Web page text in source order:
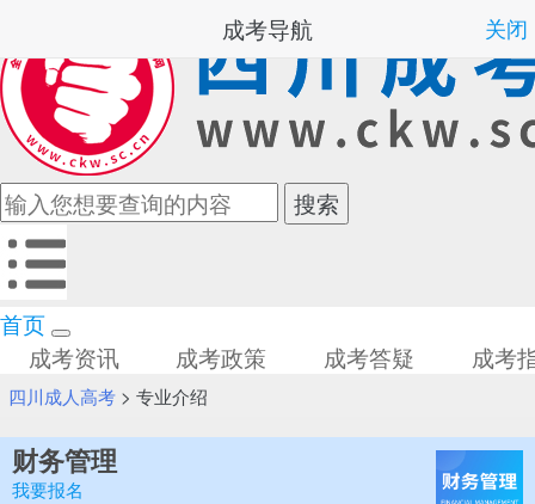
首页
成考资讯
成考政策 成考答疑 成考
四川成人高考> 专业介绍
财务管理
我要报名
成考导航 关闭